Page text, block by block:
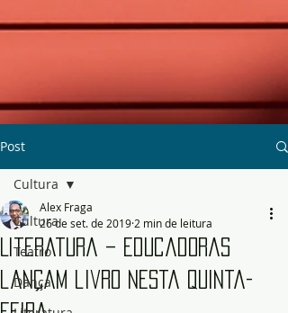
Post
Cultura
Teatro
Dança
Cultura
Literatura – Educadoras
lançam livro nesta quinta-
Alex Fraga
26 de set. de 2019 2 min de leitura